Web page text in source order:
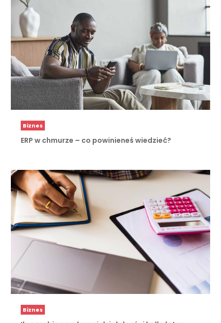
Biznes
ERP w chmurze – co powinieneś wiedzieć?
Biznes